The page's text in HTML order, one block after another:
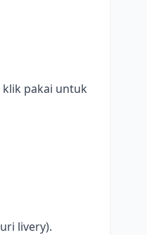
klik pakai untuk
livery).